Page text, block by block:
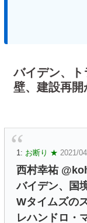
バイデン、
壁、建設再開
1: お断り ★ 2021/
西村幸祐
バイデン、国
Wタイムズの
レハンドロ・